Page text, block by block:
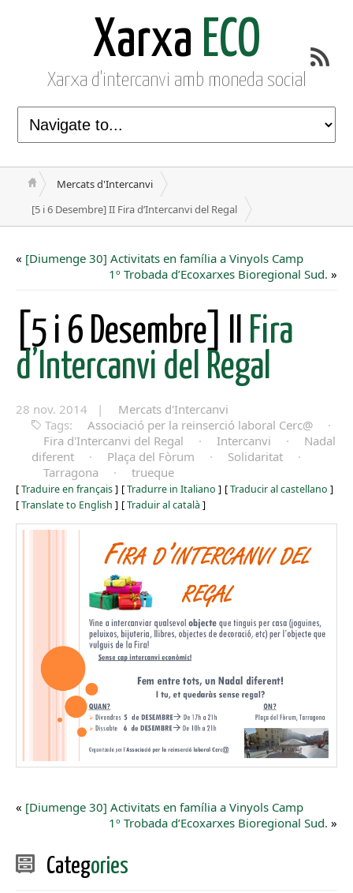
Xarxa ECO
Xarxa d'intercanvi amb moneda social
Mercats d'Intercanvi
[5 i 6 Desembre] II Fira d’Intercanvi del Regal
« [Diumenge 30] Activitats en família a Vinyols Camp
1º Trobada d’Ecoxarxes Bioregional Sud. »
[5 i 6 Desembre] II Fira
d’Intercanvi del Regal
28 nov. 2014 |
Mercats d'Intercanvi
Tags:
Associació per la reinserció laboral Cerc@
·
Fira d'Intercanvi del Regal
· Intercanvi ·
Nadal
diferent
· Plaça del Fòrum · Solidaritat
·
Tarragona
· trueque
[Traduire en français] [Tradurre in Italiano ] [Traducir al castellano ]
[Translate to English ] [Traduir al català ]
« [Diumenge 30] Activitats en família a Vinyols Camp
1º Trobada d’Ecoxarxes Bioregional Sud. »
Categories